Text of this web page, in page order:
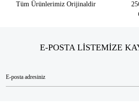
Tüm Ürünlerimiz Orijinaldir
E-POSTA LİSTEMİZE